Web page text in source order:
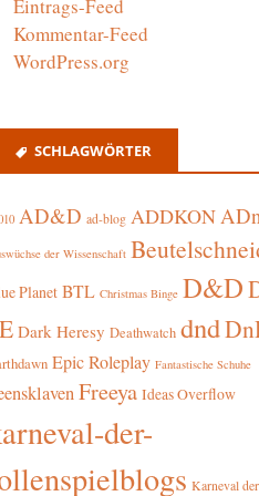
Eintrags-Feed
Kommentar-Feed
WordPress.org
SCHLAGWÖRTER
AD&D ad-blog ADDKON
der Wissenschaft
Planet BTL Christmas Binge D&D
Dark Heresy Deathwatch dnd
Epic Roleplay Fantastische Schuhe
Freeya Ideas Overflow
der-
Karneval